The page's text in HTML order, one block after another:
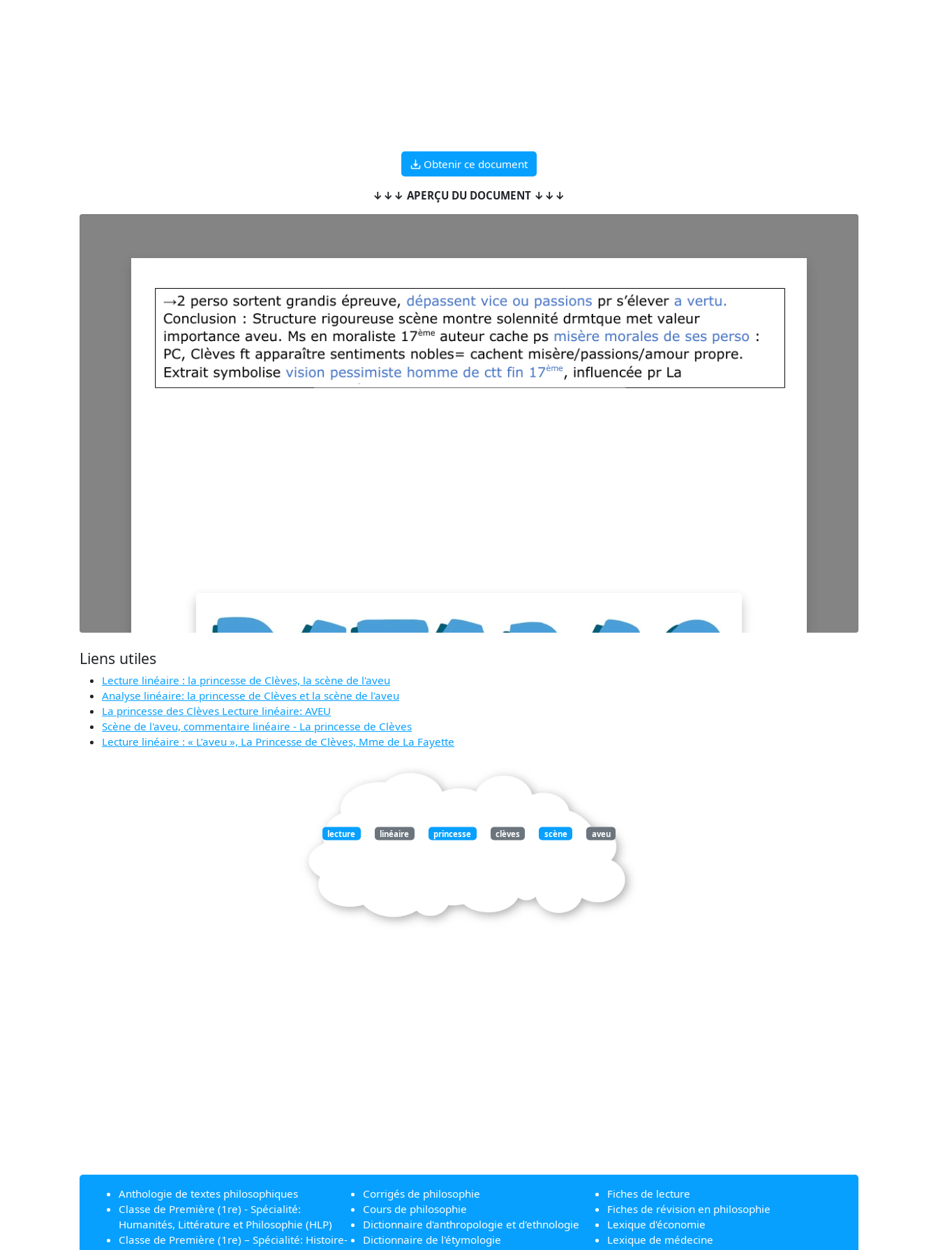
Obtenir ce document
↓↓↓ APERÇU DU DOCUMENT ↓↓↓
Liens utiles
Lecture linéaire : la princesse de Clèves, la scène de l'aveu
Analyse linéaire: la princesse de Clèves et la scène de l'aveu
La princesse des Clèves Lecture linéaire: AVEU
Scène de l'aveu, commentaire linéaire - La princesse de Clèves
Lecture linéaire : « L’aveu », La Princesse de Clèves, Mme de La Fayette
lecture linéaire princesse clèves scène aveu
Anthologie de textes philosophiques
Classe de Première (1re) - Spécialité:
Humanités, Littérature et Philosophie (HLP)
Classe de Première (1re) – Spécialité: Histoire-
Corrigés de philosophie
Cours de philosophie
Dictionnaire d'anthropologie et d'ethnologie
Dictionnaire de l'étymologie
Fiches de lecture
Fiches de révision en philosophie
Lexique d'économie
Lexique de médecine